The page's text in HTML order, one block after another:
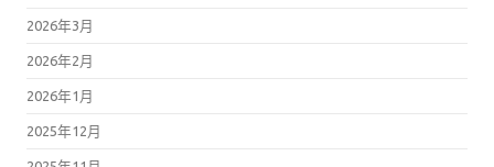
2026年3月
2026年2月
2026年1月
2025年12月